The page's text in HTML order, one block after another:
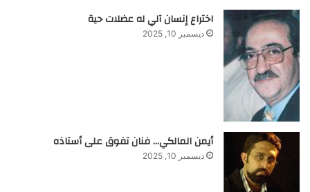
اختراع إنسان آلي له عضلات حية
ديسمبر 10, 2025
أيمن المالكي… فنان تفوق على أستاذه
ديسمبر 10, 2025